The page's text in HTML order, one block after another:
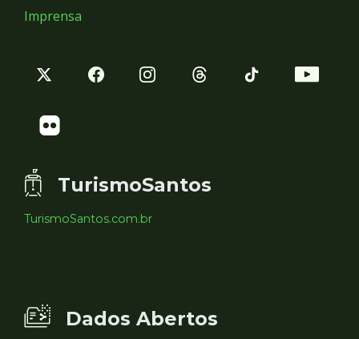
Imprensa
TurismoSantos
TurismoSantos.com.br
Dados Abertos